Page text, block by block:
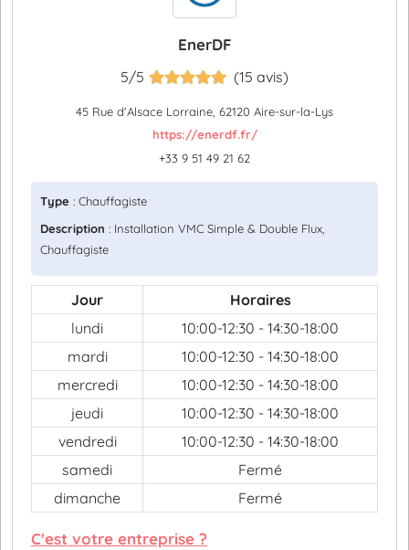
EnerDF
5/5 (15 avis)
45 Rue d'Alsace Lorraine, 62120 Aire-sur-la-Lys
https://enerdf.fr/
+33 9 51 49 21 62
Type : Chauffagiste
Description : Installation VMC Simple & Double Flux,
Chauffagiste
Jour
Horaires
lundi
10:00-12:30 - 14:30-18:00
mardi
10:00-12:30 - 14:30-18:00
mercredi
10:00-12:30 - 14:30-18:00
jeudi
10:00-12:30 - 14:30-18:00
vendredi
10:00-12:30 - 14:30-18:00
samedi
Fermé
dimanche
Fermé
C'est votre entreprise ?